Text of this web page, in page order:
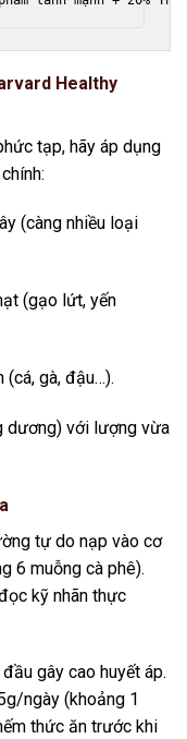
Healthy
tạp, hãy áp dụng
(càng nhiều loại
(gạo lứt, yến
gà, đậu…).
dương) với lượng vừa
tự do nạp vào cơ
6 muỗng cà phê).
kỹ nhãn thực
gây cao huyết áp.
ngày (khoảng 1
thức ăn trước khi